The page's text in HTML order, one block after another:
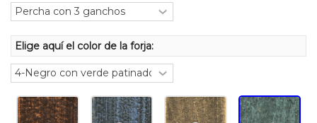
Elige aquí el color de la forja: